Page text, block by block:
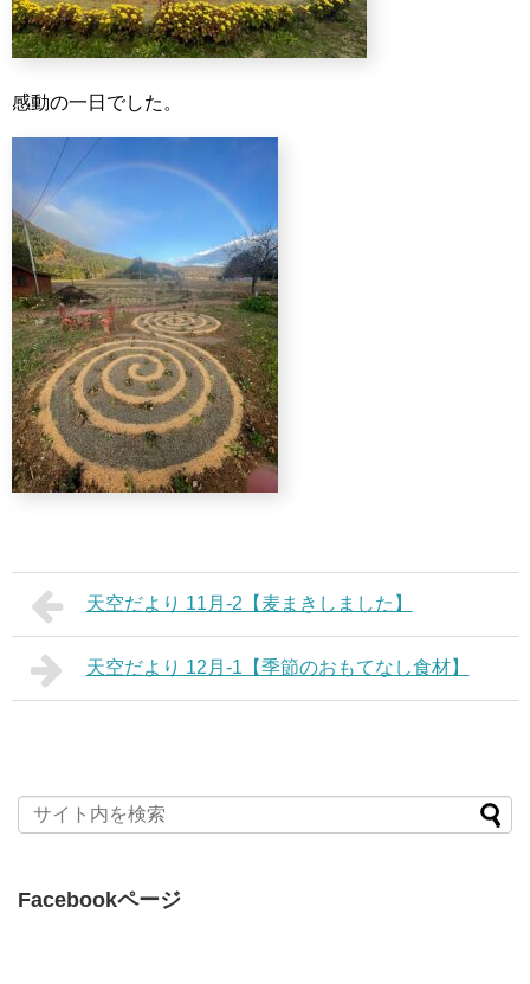
感動の一日でした。
天空だより 11月-2【麦まきしました】
天空だより 12月-1【季節のおもてなし食材】
Facebookページ